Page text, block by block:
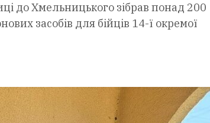
до Хмельницького зібрав понад 200
засобів для бійців 14-ї окремої